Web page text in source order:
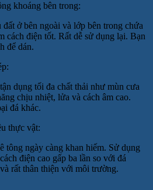
khoáng bên trong:
ở bên ngoài và lớp bên trong chứa
cách điện tốt. Rất dễ sử dụng lại. Bạn
để dán.
dụng tối đa chất thải như mùn cưa
chịu nhiệt, lửa và cách âm cao.
đá khác.
thực vật:
tông ngày càng khan hiếm. Sử dụng
điện cao gấp ba lần so với đá
rất thân thiện với môi trường.